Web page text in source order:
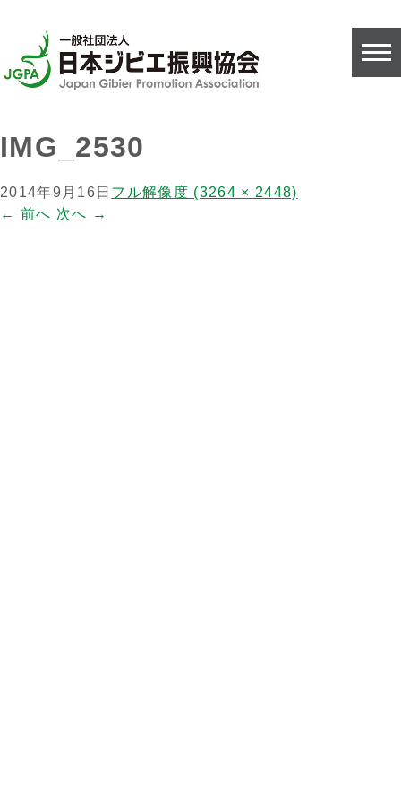
IMG_2530
2014年9月16日 フル解像度 (3264 × 2448)
← 前へ 次へ →